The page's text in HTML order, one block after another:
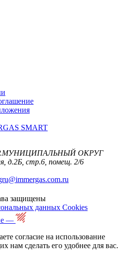
SMART
ОКРУГ
д.2Б, стр.6, помещ. 2/6
защищены
данных Cookies
—
согласие на использование
нам сделать его удобнее для вас.